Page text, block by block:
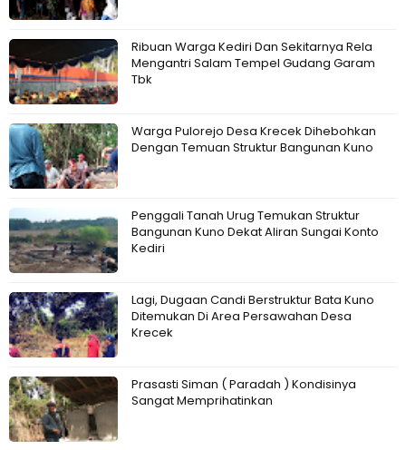
Ribuan Warga Kediri Dan Sekitarnya Rela
Mengantri Salam Tempel Gudang Garam
Tbk
Warga Pulorejo Desa Krecek Dihebohkan
Dengan Temuan Struktur Bangunan Kuno
Penggali Tanah Urug Temukan Struktur
Bangunan Kuno Dekat Aliran Sungai Konto
Kediri
Lagi, Dugaan Candi Berstruktur Bata Kuno
Ditemukan Di Area Persawahan Desa
Krecek
Prasasti Siman ( Paradah ) Kondisinya
Sangat Memprihatinkan